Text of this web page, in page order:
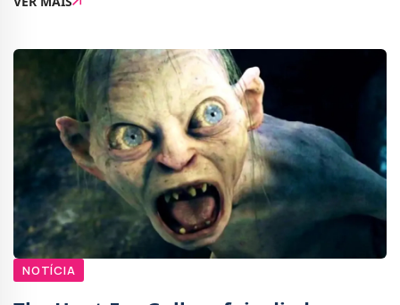
supervisionar a adaptação do jogo para os ecrãs, dura
NOTÍCIA